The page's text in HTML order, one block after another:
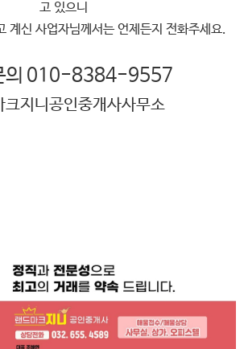
고 있으니
계신 사업자님께서는 언제든지 전화주세요.
의 010-8384-9557
크지니공인중개사사무소